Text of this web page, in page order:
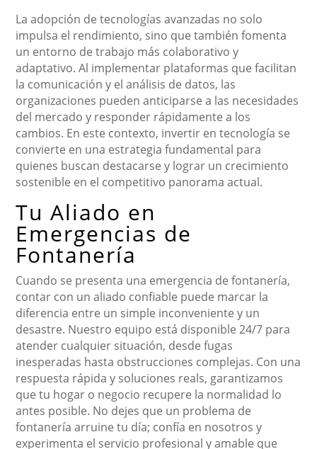
La adopción de tecnologías avanzadas no solo
impulsa el rendimiento, sino que también fomenta
un entorno de trabajo más colaborativo y
adaptativo. Al implementar plataformas que facilitan
la comunicación y el análisis de datos, las
organizaciones pueden anticiparse a las necesidades
del mercado y responder rápidamente a los
cambios. En este contexto, invertir en tecnología se
convierte en una estrategia fundamental para
quienes buscan destacarse y lograr un crecimiento
sostenible en el competitivo panorama actual.
Tu Aliado en
Emergencias de
Fontanería
Cuando se presenta una emergencia de fontanería,
contar con un aliado confiable puede marcar la
diferencia entre un simple inconveniente y un
desastre. Nuestro equipo está disponible 24/7 para
atender cualquier situación, desde fugas
inesperadas hasta obstrucciones complejas. Con una
respuesta rápida y soluciones reals, garantizamos
que tu hogar o negocio recupere la normalidad lo
antes posible. No dejes que un problema de
fontanería arruine tu día; confía en nosotros y
experimenta el servicio profesional y amable que